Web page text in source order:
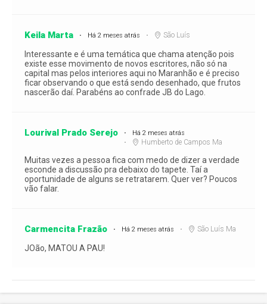
Keila Marta Há 2 meses atrás São Luís
Interessante e é uma temática que chama atenção pois
existe esse movimento de novos escritores, não só na
capital mas pelos interiores aqui no Maranhão e é preciso
ficar observando o que está sendo desenhado, que frutos
nascerão daí. Parabéns ao confrade JB do Lago.
Lourival Prado Serejo Há 2 meses atrás
Humberto de Campos Ma
Muitas vezes a pessoa fica com medo de dizer a verdade
esconde a discussão pra debaixo do tapete. Taí a
oportunidade de alguns se retratarem. Quer ver? Poucos
vão falar.
Carmencita Frazão Há 2 meses atrás São Luís Ma
JOão, MATOU A PAU!